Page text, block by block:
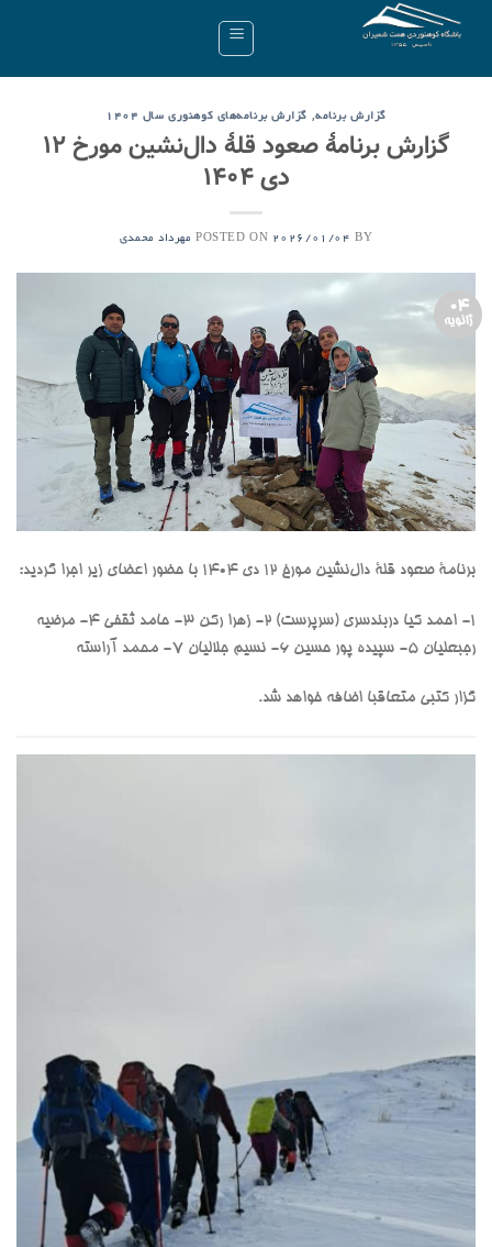
گزارش برنامه, گزارش برنامه‌های کوهنوری سال ۱۴۰۴
گزارش برنامۀ صعود قلۀ دال‌نشین مورخ ۱۲
دی ۱۴۰۴
POSTED ON 2026/01/04 BY مهرداد محمدی
04
ژانویه
برنامۀ صعود قلۀ دال‌نشین مورخ ۱۲ دی ۱۴۰۴ با حضور اعضای زیر اجرا گردید:
۱- احمد کیا دربندسری (سرپرست) ۲- ⁠زهرا رکن ۳- ⁠حامد ثقفی ۴- ⁠مرضیه
رجبعلیان ۵- ⁠سپیده پور حسین ۶- ⁠نسیم جلالیان ۷- ⁠محمد آراسته
گزار کتبی متعاقبا اضافه خواهد شد.